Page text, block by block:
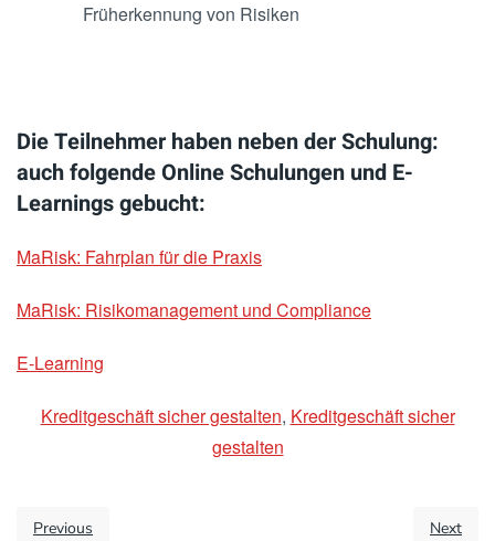
Früherkennung von Risiken
Die Teilnehmer haben neben der Schulung:
auch folgende Online Schulungen und E-
Learnings gebucht:
MaRisk: Fahrplan für die Praxis
MaRisk: Risikomanagement und Compliance
E-Learning
Kreditgeschäft sicher gestalten, Kreditgeschäft sicher
gestalten
Previous Next